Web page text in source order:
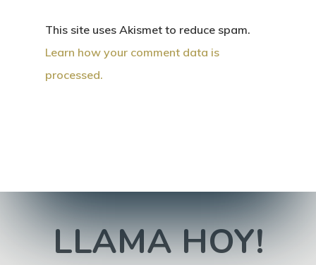
This site uses Akismet to reduce spam.
Learn how your comment data is
processed.
LLAMA HOY!